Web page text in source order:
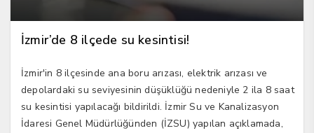
İzmir’de 8 ilçede su kesintisi!
İzmir'in 8 ilçesinde ana boru arızası, elektrik arızası ve
depolardaki su seviyesinin düşüklüğü nedeniyle 2 ila 8 saat
su kesintisi yapılacağı bildirildi. İzmir Su ve Kanalizasyon
İdaresi Genel Müdürlüğünden (İZSU) yapılan açıklamada,